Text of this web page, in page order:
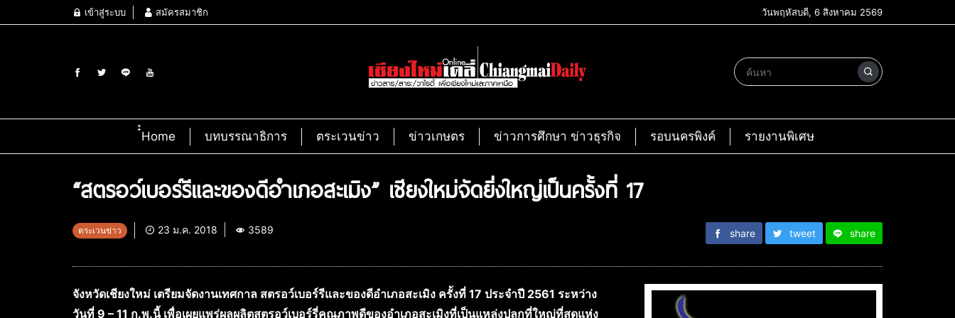
เข้าสู่ระบบ สมัครสมาชิก วันพฤหัสบดี, 6 สิงหาคม 2569
๋๋Home บทบรรณาธิการ ตระเวนข่าว ข่าวเกษตร ข่าวการศึกษา ข่าวธุรกิจ รอบนครพิงค์ รายงานพิเศษ
“สตรอว์เบอร์รีและของดีอำเภอสะเมิง” เชียงใหม่จัดยิ่งใหญ่เป็นครั้งที่ 17
ตระเวนข่าว 23 ม.ค. 2018 3589 share tweet share
จังหวัดเชียงใหม่ เตรียมจัดงานเทศกาล สตรอว์เบอร์รีและของดีอำเภอสะเมิง ครั้งที่ 17 ประจำปี 2561 ระหว่าง
วันที่ 9 – 11 ก.พ.นี้ เพื่อเผยแพร่ผลผลิตสตรอว์เบอร์รี่คุณภาพดีของอำเภอสะเมิงที่เป็นแหล่งปลูกที่ใหญ่ที่สุดแห่ง